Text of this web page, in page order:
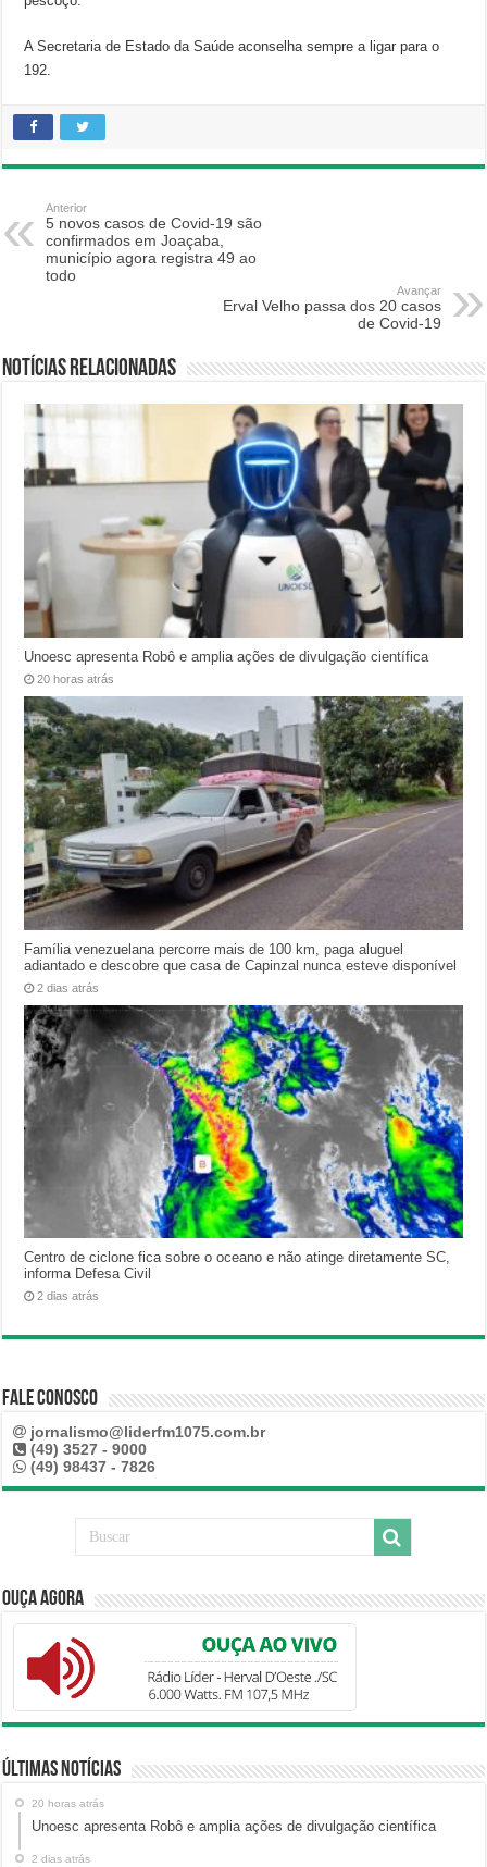
A Secretaria de Estado da Saúde aconselha sempre a ligar para o
192.
Anterior
5 novos casos de Covid-19 são
confirmados em Joaçaba,
município agora registra 49 ao
todo
Avançar
Erval Velho passa dos 20 casos
de Covid-19
Notícias relacionadas
Unoesc apresenta Robô e amplia ações de divulgação científica
20 horas atrás
Família venezuelana percorre mais de 100 km, paga aluguel
adiantado e descobre que casa de Capinzal nunca esteve disponível
2 dias atrás
Centro de ciclone fica sobre o oceano e não atinge diretamente SC,
informa Defesa Civil
2 dias atrás
Fale Conosco
jornalismo@liderfm1075.com.br
(49) 3527 - 9000
(49) 98437 - 7826
Ouça Agora
Últimas Notícias
20 horas atrás
Unoesc apresenta Robô e amplia ações de divulgação científica
2 dias atrás